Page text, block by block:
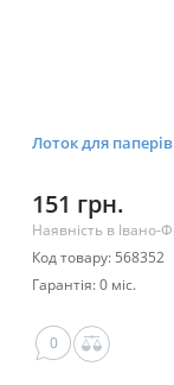
Лоток для
151 грн.
Наявність в Івано-
Код товару: 568352
Гарантія: 0 міс.
0